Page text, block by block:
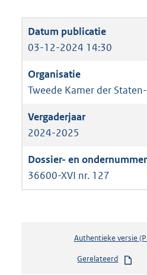
03-12-2024 14:30
Tweede Kamer der
2024-2025
36600-XVI nr. 127
Authentieke versie
Gerelateerd